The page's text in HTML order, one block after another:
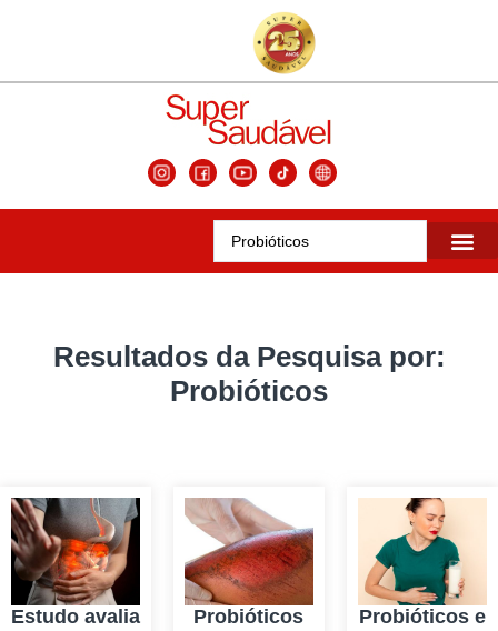
Resultados da Pesquisa por:
Probióticos
Estudo avalia
Probióticos
Probióticos e